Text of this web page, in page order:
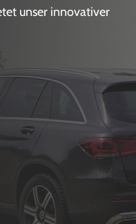
unser innovativer